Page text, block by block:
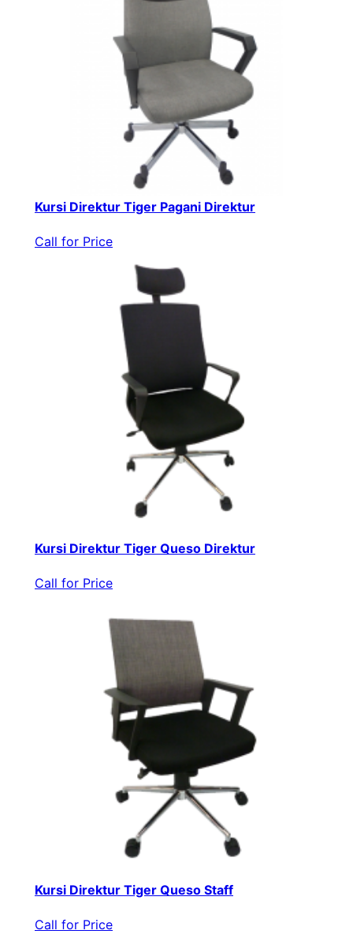
Kursi Direktur Tiger Pagani Direktur
Call for Price
Kursi Direktur Tiger Queso Direktur
Call for Price
Kursi Direktur Tiger Queso Staff
Call for Price